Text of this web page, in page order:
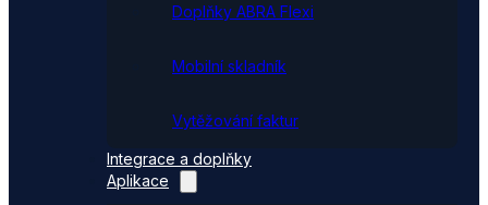
Doplňky ABRA Flexi
Mobilní skladník
Vytěžování faktur
Integrace a doplňky
Aplikace